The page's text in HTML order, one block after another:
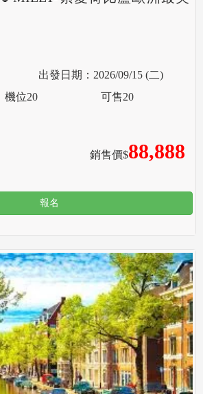
2026/09/15 (二)
銷售價$88,888
機位20 可售20
報名